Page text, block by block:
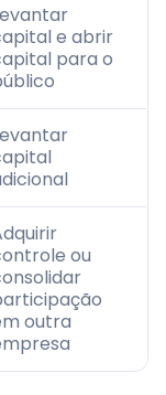
e abrir
para o
ou
outra